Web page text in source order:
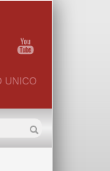
UNICO